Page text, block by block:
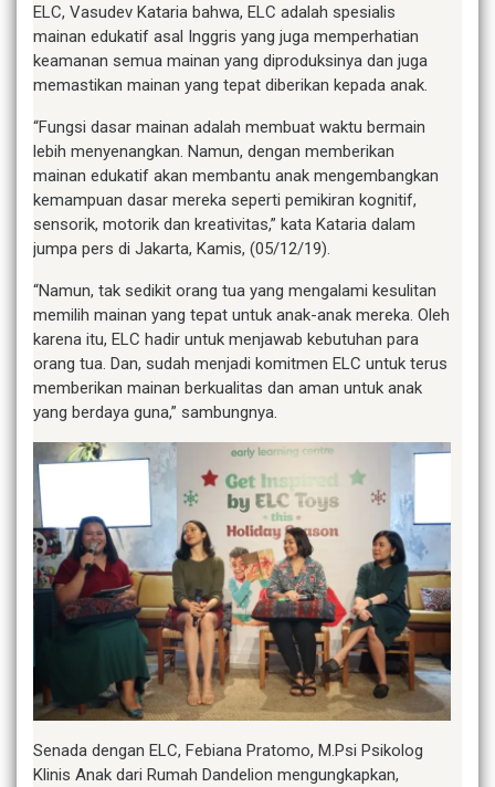
ELC, Vasudev Kataria bahwa, ELC adalah spesialis
mainan edukatif asal Inggris yang juga memperhatian
keamanan semua mainan yang diproduksinya dan juga
memastikan mainan yang tepat diberikan kepada anak.
“Fungsi dasar mainan adalah membuat waktu bermain
lebih menyenangkan. Namun, dengan memberikan
mainan edukatif akan membantu anak mengembangkan
kemampuan dasar mereka seperti pemikiran kognitif,
sensorik, motorik dan kreativitas,” kata Kataria dalam
jumpa pers di Jakarta, Kamis, (05/12/19).
“Namun, tak sedikit orang tua yang mengalami kesulitan
memilih mainan yang tepat untuk anak-anak mereka. Oleh
karena itu, ELC hadir untuk menjawab kebutuhan para
orang tua. Dan, sudah menjadi komitmen ELC untuk terus
memberikan mainan berkualitas dan aman untuk anak
yang berdaya guna,” sambungnya.
Senada dengan ELC, Febiana Pratomo, M.Psi Psikolog
Klinis Anak dari Rumah Dandelion mengungkapkan,